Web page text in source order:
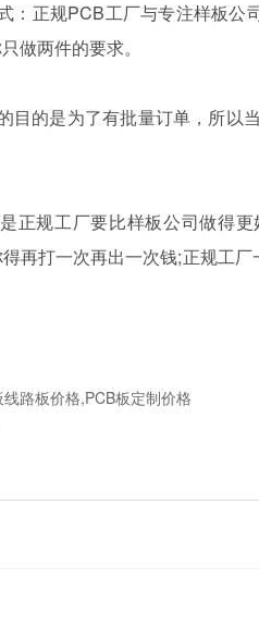
：正规PCB工厂与专注样板
做两件的要求。
目的是为了有批量订单，所以
正规工厂要比样板公司做得
再打一次再出一次钱;正规工
线路板价格,PCB板定制价格